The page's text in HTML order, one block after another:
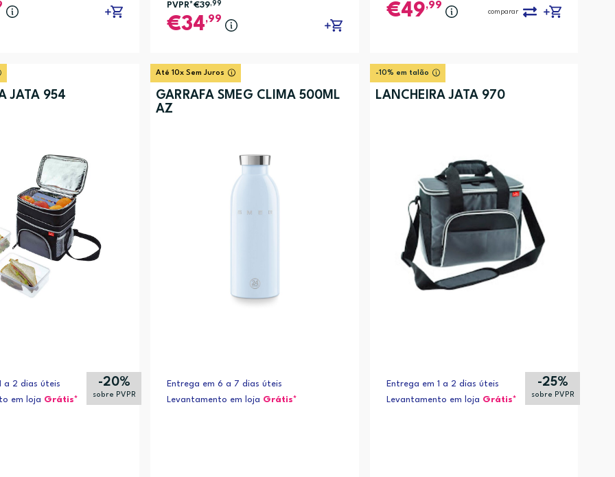
PVPR*€39,99
34,99 49,99
comparar
JATA 954
a 2 dias úteis
em loja Grátis*
-20%
sobre PVPR
Até 10x Sem Juros
GARRAFA SMEG CLIMA 500ML
AZ
Entrega em 6 a 7 dias úteis
Levantamento em loja Grátis*
-10% em talão
LANCHEIRA JATA 970
Entrega em 1 a 2 dias úteis
Levantamento em loja Grátis*
-25%
sobre PVPR